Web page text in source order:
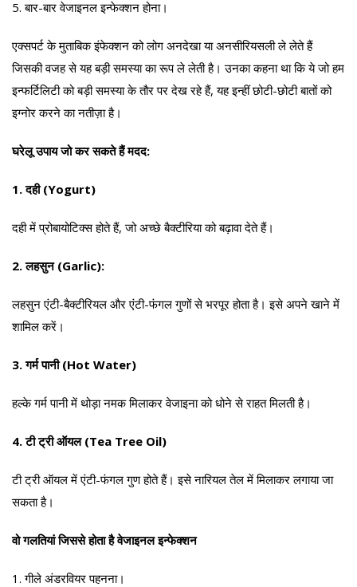
5. बार-बार वेजाइनल इन्फेक्शन होना।
एक्सपर्ट के मुताबिक इंफेक्शन को लोग अनदेखा या अनसीरियसली ले लेते हैं
जिसकी वजह से यह बड़ी समस्या का रूप ले लेती है। उनका कहना था कि ये जो हम
इन्फर्टिलिटी को बड़ी समस्या के तौर पर देख रहे हैं, यह इन्हीं छोटी-छोटी बातों को
इग्नोर करने का नतीज़ा है।
घरेलू उपाय जो कर सकते हैं मदद:
1. दही (Yogurt)
दही में प्रोबायोटिक्स होते हैं, जो अच्छे बैक्टीरिया को बढ़ावा देते हैं।
2. लहसुन (Garlic):
लहसुन एंटी-बैक्टीरियल और एंटी-फंगल गुणों से भरपूर होता है। इसे अपने खाने में
शामिल करें।
3. गर्म पानी (Hot Water)
हल्के गर्म पानी में थोड़ा नमक मिलाकर वेजाइना को धोने से राहत मिलती है।
4. टी ट्री ऑयल (Tea Tree Oil)
टी ट्री ऑयल में एंटी-फंगल गुण होते हैं। इसे नारियल तेल में मिलाकर लगाया जा
सकता है।
वो गलतियां जिससे होता है वेजाइनल इन्फेक्शन
1. गीले अंडरवियर पहनना।